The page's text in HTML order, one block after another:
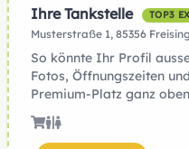
Ihre Tankstelle TOP3
Musterstraße 1, 85356 Freising
So könnte Ihr Profil
Fotos, Öffnungszeiten
Premium-Platz ganz